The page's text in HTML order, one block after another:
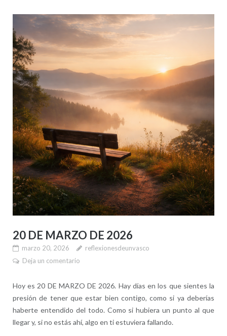
20 DE MARZO DE 2026
marzo 20, 2026
reflexionesdeunvasco
Deja un comentario
Hoy es 20 DE MARZO DE 2026. Hay días en los que sientes la
presión de tener que estar bien contigo, como si ya deberías
haberte entendido del todo. Como si hubiera un punto al que
llegar y, si no estás ahí, algo en ti estuviera fallando.